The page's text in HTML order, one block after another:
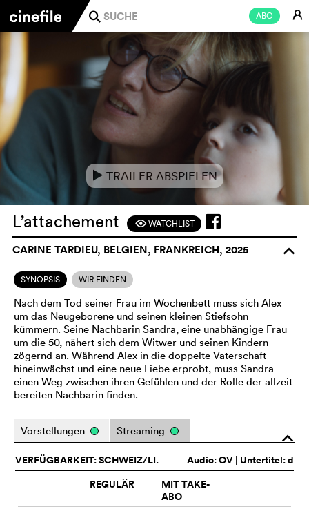
ABO E
j
e TRAILER ABSPIELEN
L’attachement FWATCHLIST
CARINE TARDIEU, BELGIEN, FRANKREICH, 2025 o
SYNOPSIS WIR FINDEN
Nach dem Tod seiner Frau im Wochenbett muss sich Alex
um das Neugeborene und seinen kleinen Stiefsohn
kümmern. Seine Nachbarin Sandra, eine unabhängige Frau
um die 50, nähert sich dem Witwer und seinen Kindern
zögernd an. Während Alex in die doppelte Vaterschaft
hineinwächst und eine neue Liebe erprobt, muss Sandra
einen Weg zwischen ihren Gefühlen und der Rolle der allzeit
bereiten Nachbarin finden.
o
Vorstellungen Streaming
Audio:OV | Untertitel: d
VERFÜGBARKEIT: SCHWEIZ/LI.
REGULÄR
MIT TAKE-
ABO